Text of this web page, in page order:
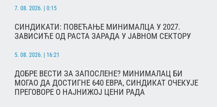
7. 08. 2026. | 0:15
СИНДИКАТИ: ПОВЕЋАЊЕ МИНИМАЛЦА У 2027.
ЗАВИСИЋЕ ОД РАСТА ЗАРАДА У ЈАВНОМ СЕКТОРУ
5. 08. 2026. | 16:21
ДОБРЕ ВЕСТИ ЗА ЗАПОСЛЕНЕ? МИНИМАЛАЦ БИ
МОГАО ДА ДОСТИГНЕ 640 ЕВРА, СИНДИКАТ ОЧЕКУЈЕ
ПРЕГОВОРЕ О НАЈНИЖОЈ ЦЕНИ РАДА